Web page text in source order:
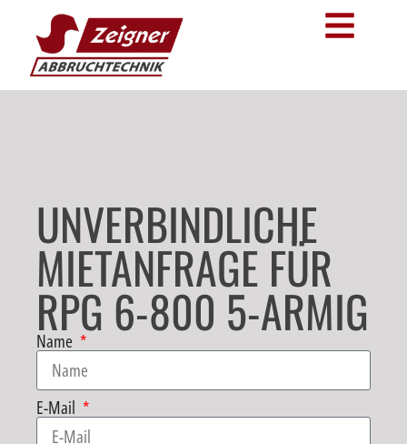
UNVERBINDLICHE
MIETANFRAGE FÜR
RPG 6-800 5-ARMIG
Name
E-Mail